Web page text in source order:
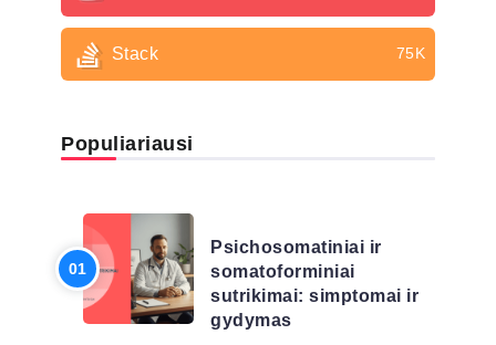
Stack 75K
Populiariausi
Psichosomatiniai ir
somatoforminiai
sutrikimai: simptomai ir
gydymas